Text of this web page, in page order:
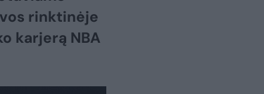
rinktinėje
karjerą NBA